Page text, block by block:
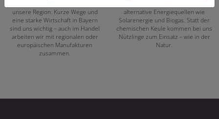
unsere Region. Kurze Wege und
eine starke Wirtschaft in Bayern
sind uns wichtig – auch im Handel
arbeiten wir mit regionalen oder
europäischen Manufakturen
zusammen.
alternative Energiequellen wie
Solarenergie und Biogas. Statt der
chemischen Keule kommen bei uns
Nützlinge zum Einsatz – wie in der
Natur.